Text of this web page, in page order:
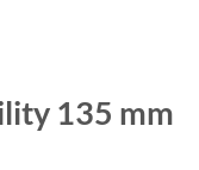
135 mm